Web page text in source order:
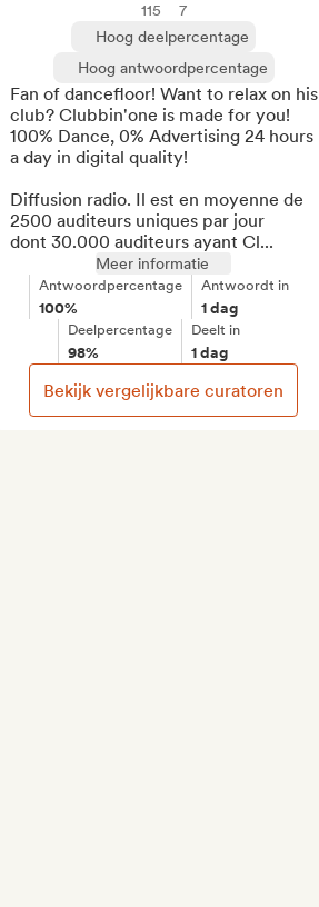
115
7
Hoog deelpercentage
Hoog antwoordpercentage
Fan of dancefloor! Want to relax on his
club? Clubbin'one is made for you!
100% Dance, 0% Advertising 24 hours
a day in digital quality!
Diffusion radio. Il est en moyenne de
2500 auditeurs uniques par jour
dont 30.000 auditeurs ayant Cl...
Meer informatie
Antwoordpercentage
100%
Antwoordt in
1 dag
Deelpercentage
98%
Deelt in
1 dag
Bekijk vergelijkbare curatoren